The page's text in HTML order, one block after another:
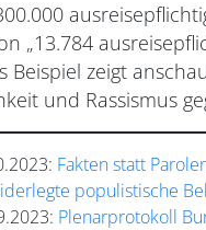
„13.784
Beispiel zeigt
und Rassismus
Fakten statt
populistische
Plenarprotokoll